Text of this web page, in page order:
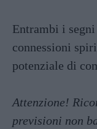
Entrambi i
connessioni
potenziale di
Attenzione!
previsioni non